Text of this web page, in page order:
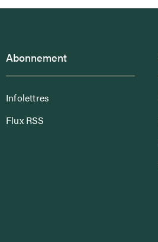
Abonnement
Infolettres
Flux RSS